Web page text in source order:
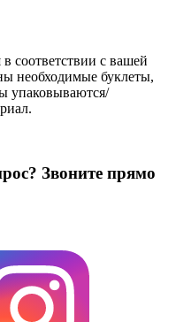
соответствии с вашей
необходимые буклеты,
упаковываются/
Звоните прямо